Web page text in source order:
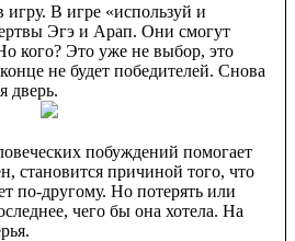
В игре «используй и
Эгэ и Арап. Они смогут
кого? Это уже не выбор, это
не будет победителей. Снова
дверь.
побуждений помогает
становится причиной того, что
по-другому. Но потерять или
чего бы она хотела. На